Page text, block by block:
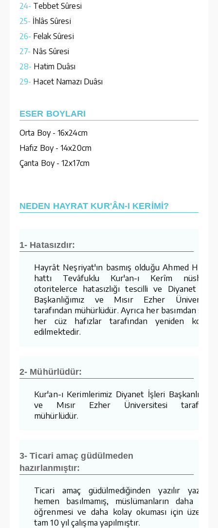
24- Tebbet Sûresi
25- İhlâs Sûresi
26- Felak Sûresi
27- Nâs Sûresi
28- Hatim Duâsı
29- Hacet Namazı Duâsı
ESER BOYLARI
Orta Boy - 16x24cm
Hafız Boy - 14x20cm
Çanta Boy - 12x17cm
NEDEN HAYRAT KUR'ÂN-I KERİMİ?
1- Hatasızdır:
Hayrât Neşriyat'ın basmış olduğu Ahmed
hattı Tevâfuklu Kur'an-ı Kerîm
otoritelerce hatasızlığı tescilli ve Diyanet
Başkanlığımız ve Mısır Ezher
tarafından mühürlüdür. Ayrıca her basımdan
her cüz hafızlar tarafından yeniden
edilmektedir.
2- Mühürlüdür:
Kur'an-ı Kerimlerimiz Diyanet İşleri
ve Mısır Ezher Üniversitesi
mühürlüdür.
3- Ticari amaç güdülmeden
hazırlanmıştır:
Ticari amaç güdülmediğinden yazılır
hemen basılmamış, müslümanların daha
öğrenmesi ve daha kolay okuması için
tam 10 yıl çalışma yapılmıştır.